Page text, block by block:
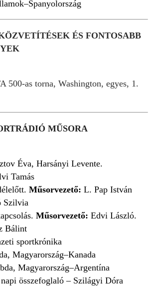
ÉS FONTOSABB
500-as torna, Washington, egyes, 1.
MŰSORA
Éva, Harsányi Levente.
Tamás
Műsorvezető: L. Pap István
Szilvia
Műsorvezető: Edvi László.
Bálint
sportkrónika
Magyarország–Kanada
Magyarország–Argentína
összefoglaló – Szilágyi Dóra